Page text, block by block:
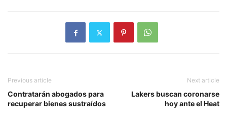
Previous article
Contratarán abogados para
recuperar bienes sustraídos
Next article
Lakers buscan coronarse
hoy ante el Heat